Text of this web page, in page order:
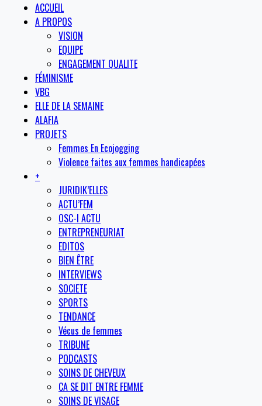
ACCUEIL
A PROPOS
VISION
EQUIPE
ENGAGEMENT QUALITE
FÉMINISME
VBG
ELLE DE LA SEMAINE
ALAFIA
PROJETS
Femmes En Ecojogging
Violence faites aux femmes handicapées
+
JURIDIK’ELLES
ACTU’FEM
OSC-I ACTU
ENTREPRENEURIAT
EDITOS
BIEN ÊTRE
INTERVIEWS
SOCIETE
SPORTS
TENDANCE
Vécus de femmes
TRIBUNE
PODCASTS
SOINS DE CHEVEUX
CA SE DIT ENTRE FEMME
SOINS DE VISAGE